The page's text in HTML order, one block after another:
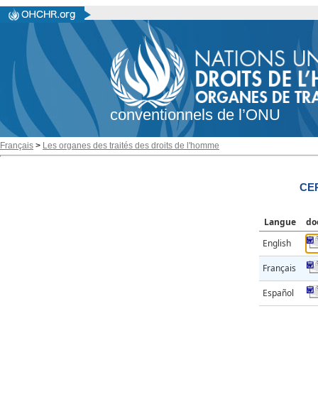
conventionnels de l’ONU
Français > Les organes des traités des droits de l'homme
Langue
English
Français
Español